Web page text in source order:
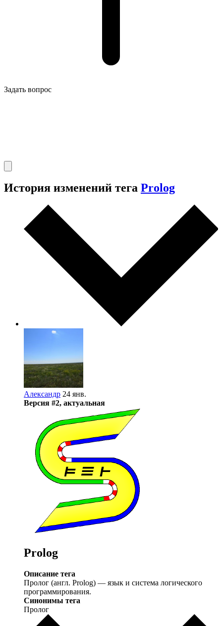
Задать вопрос
История изменений тега Prolog
Александр 24 янв.
Версия #2, актуальная
Prolog
Описание тега
Пролог (англ. Prolog) — язык и система логического
программирования.
Синонимы тега
Пролог